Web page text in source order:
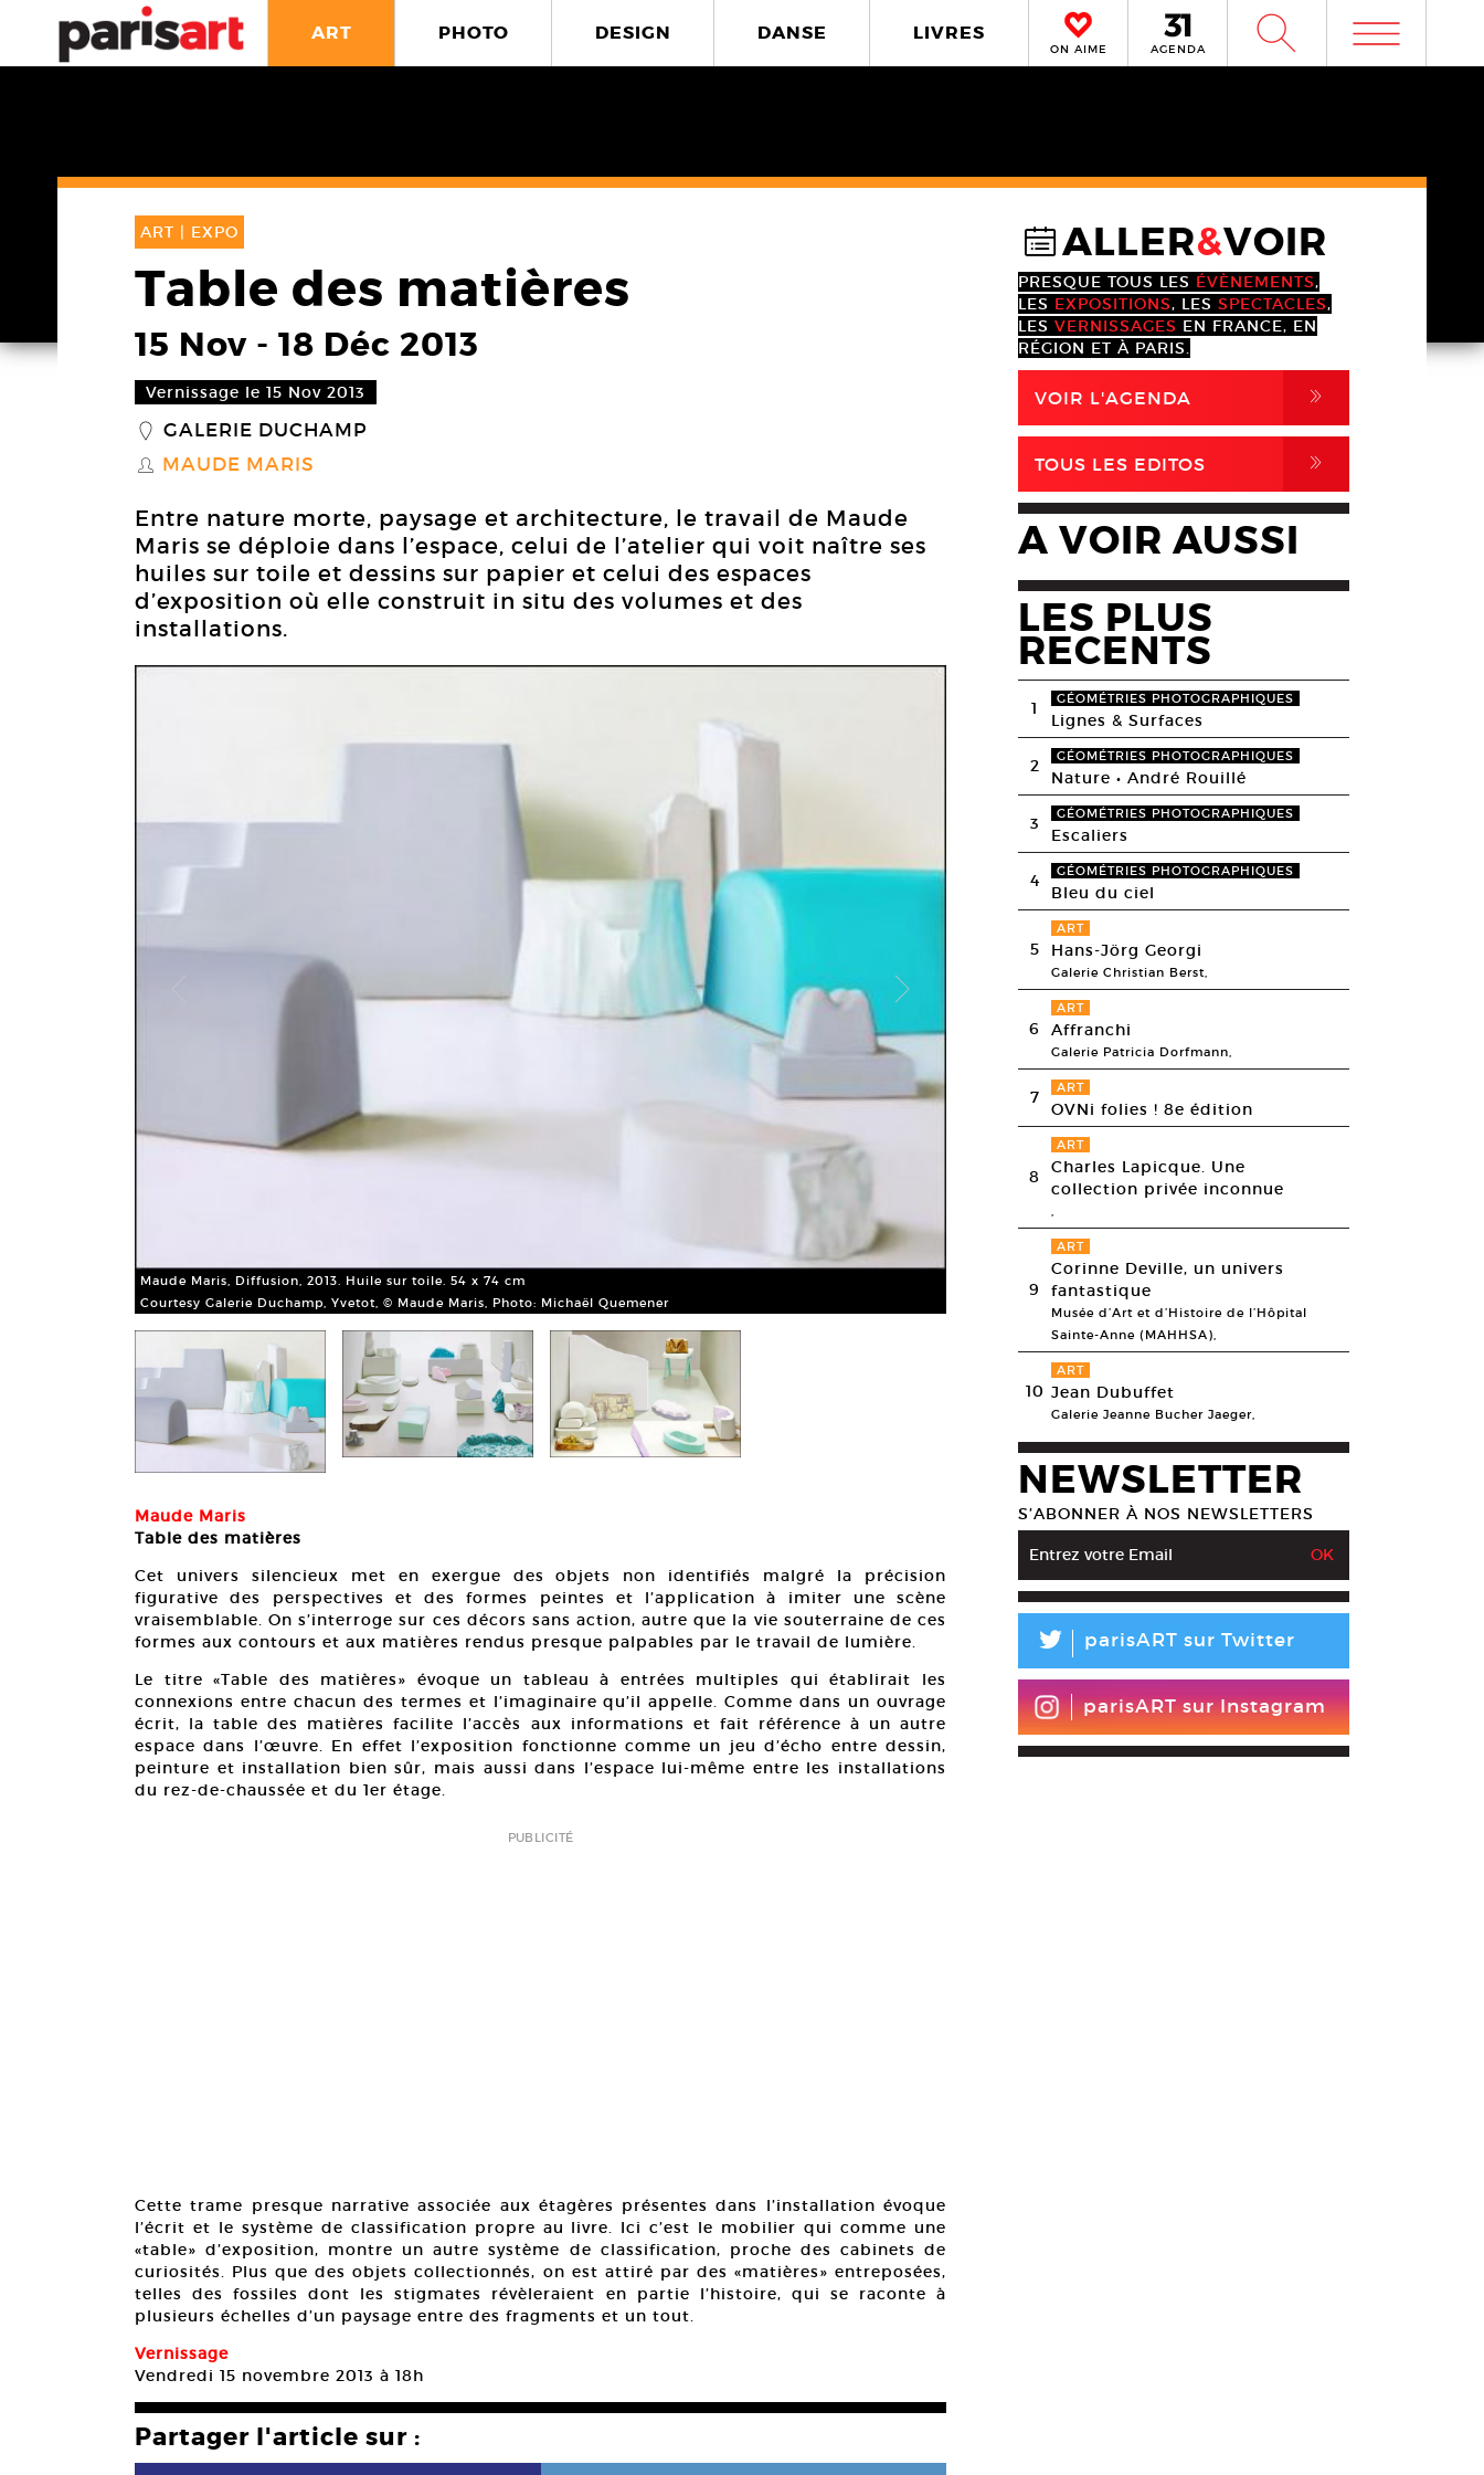
ART PHOTO DESIGN DANSE LIVRES
ON AIME AGENDA W m
ART | EXPO
Table des matières
15 Nov - 18 Déc 2013
Vernissage le 15 Nov 2013
_ GALERIE DUCHAMP
S MAUDE MARIS
Entre nature morte, paysage et architecture, le travail de Maude
Maris se déploie dans l’espace, celui de l’atelier qui voit naître ses
huiles sur toile et dessins sur papier et celui des espaces
d’exposition où elle construit in situ des volumes et des
installations.
Maude Maris, Diffusion, 2013. Huile sur toile. 54 x 74 cm
Courtesy Galerie Duchamp, Yvetot, © Maude Maris, Photo: Michaël Quemener
Maude Maris, Inventaire, 2013. Huile sur toile. 130 x 195 cm
Courtesy Galerie Duchamp, Yvetot, © Maude Maris, Photo: Michaël Quemener
Maude Maris
Table des matières
Cet univers silencieux met en exergue des objets non identifiés malgré la précision
figurative des perspectives et des formes peintes et l’application à imiter une scène
vraisemblable. On s’interroge sur ces décors sans action, autre que la vie souterraine de ces
formes aux contours et aux matières rendus presque palpables par le travail de lumière.
Le titre «Table des matières» évoque un tableau à entrées multiples qui établirait les
connexions entre chacun des termes et l’imaginaire qu’il appelle. Comme dans un ouvrage
écrit, la table des matières facilite l’accès aux informations et fait référence à un autre
espace dans l’œuvre. En effet l’exposition fonctionne comme un jeu d’écho entre dessin,
peinture et installation bien sûr, mais aussi dans l’espace lui-même entre les installations
du rez-de-chaussée et du 1er étage.
PUBLICITÉ
Cette trame presque narrative associée aux étagères présentes dans l’installation évoque
l’écrit et le système de classification propre au livre. Ici c’est le mobilier qui comme une
«table» d’exposition, montre un autre système de classification, proche des cabinets de
curiosités. Plus que des objets collectionnés, on est attiré par des «matières» entreposées,
telles des fossiles dont les stigmates révèleraient en partie l’histoire, qui se raconte à
plusieurs échelles d’un paysage entre des fragments et un tout.
Vernissage
Vendredi 15 novembre 2013 à 18h
Partager l'article sur :
@ALLER&VOIR
PRESQUE TOUS LES ÉVÈNEMENTS,
LES EXPOSITIONS, LES SPECTACLES,
LES VERNISSAGES EN FRANCE, EN
RÉGION ET À PARIS.
VOIR L'AGENDA ,
TOUS LES EDITOS ,
A VOIR AUSSI
LES PLUS
RECENTS
1 GÉOMÉTRIES PHOTOGRAPHIQUES
Lignes & Surfaces
2 GÉOMÉTRIES PHOTOGRAPHIQUES
Nature • André Rouillé
3 GÉOMÉTRIES PHOTOGRAPHIQUES
Escaliers
4 GÉOMÉTRIES PHOTOGRAPHIQUES
Bleu du ciel
5
ART
Hans-Jörg Georgi
Galerie Christian Berst,
6
ART
Affranchi
Galerie Patricia Dorfmann,
7 ART
OVNi folies ! 8e édition
8
ART
Charles Lapicque. Une
collection privée inconnue
,
9
ART
Corinne Deville, un univers
fantastique
Musée d’Art et d’Histoire de l’Hôpital
Sainte-Anne (MAHHSA),
10
ART
Jean Dubuffet
Galerie Jeanne Bucher Jaeger,
NEWSLETTER
S’ABONNER À NOS NEWSLETTERS
L parisART sur Twitter
parisART sur Instagram